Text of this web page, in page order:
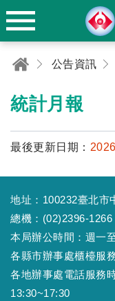
公告資訊
統計月報
最後更新日期：
地址：100232臺北市
總機：(02)2396-
本局辦公時間：週一
各縣市辦事處櫃檯服
各地辦事處電話服務
13:30~17:30